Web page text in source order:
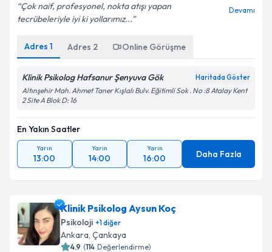
Çok naif, profesyonel, nokta atışı yapan
tecrübeleriyle iyi ki yollarımız...
Devamı
Adres 1 Adres 2 Online Görüşme
Klinik Psikolog Hafsanur Şenyuva Gök Haritada Göster
Altınşehir Mah. Ahmet Taner Kışlalı Bulv. Eğitimli Sok . No :8 Atalay Kent
2 Site A Blok D: 16
En Yakın Saatler
Yarın
13:00
Yarın
14:00
Yarın
16:00 Daha Fazla
Klinik Psikolog Aysun Koç
Psikoloji +1diğer
Ankara, Çankaya
4.9 (114 Değerlendirme)